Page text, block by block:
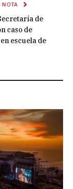
NOTA
de
caso de
escuela de